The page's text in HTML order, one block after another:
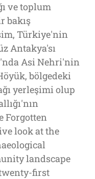
ve toplum
bakış
Türkiye'nin
Antakya'sı
Asi Nehri'nin
bölgedeki
yerleşimi olup
Forgotten
look at the
landscape
first